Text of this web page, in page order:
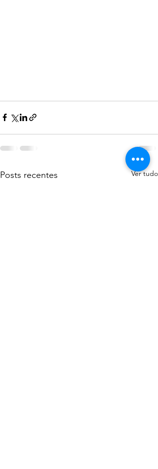
Posts recentes Ver tudo